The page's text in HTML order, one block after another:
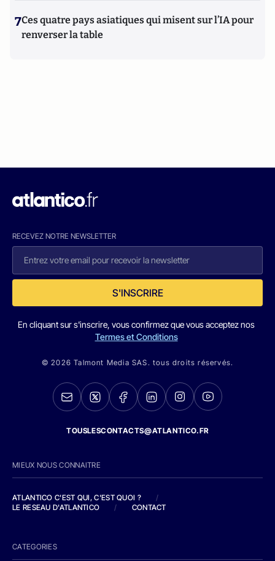
7Ces quatre pays asiatiques qui misent sur l’IA pour
renverser la table
RECEVEZ NOTRE NEWSLETTER
S'INSCRIRE
En cliquant sur s'inscrire, vous confirmez que vous acceptez nos
Termes et Conditions
© 2026 Talmont Media SAS. tous droits réservés.
TOUSLESCONTACTS@ATLANTICO.FR
MIEUX NOUS CONNAITRE
ATLANTICO C'EST QUI, C'EST QUOI ?
/
LE RESEAU D'ATLANTICO
/ CONTACT
CATEGORIES